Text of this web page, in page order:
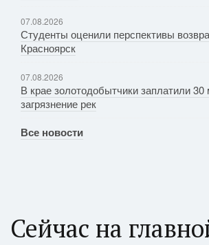
07.08.2026
Студенты оценили перспективы
Красноярск
07.08.2026
В крае золотодобытчики заплатили
загрязнение рек
Все новости
Сейчас на